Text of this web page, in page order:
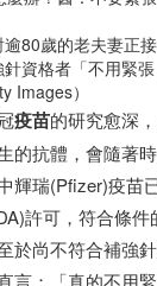
80歲的老夫妻正
資格者「不用緊
Images）
疫苗的研究愈深
的抗體，會隨著
輝瑞(Pfizer)疫苗
許可，符合條
於尚不符合補強
言：「真的不用